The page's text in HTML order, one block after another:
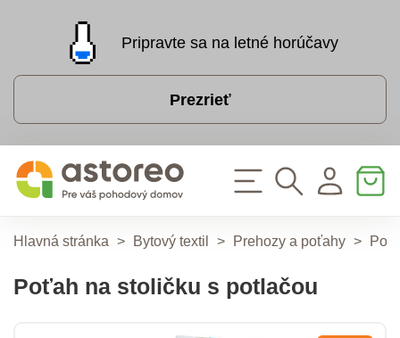
Pripravte sa na letné horúčavy
Prezrieť
Hlavná stránka > Bytový textil > Prehozy a poťahy >
Poťah na stoličku s potlačou